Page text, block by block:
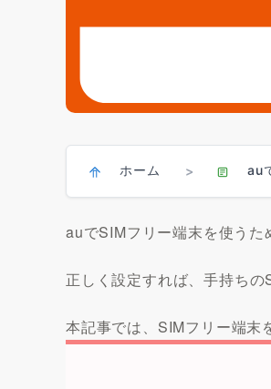
ホーム > au
auでSIMフリー端末を使うた
正しく設定すれば、手持ち
本記事では、SIMフリー端末